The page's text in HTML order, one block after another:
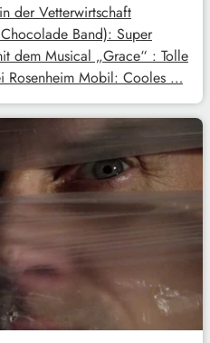
der Vetterwirtschaft
Band): Super
dem Musical „Grace“ : Tolle
Rosenheim Mobil: Cooles …